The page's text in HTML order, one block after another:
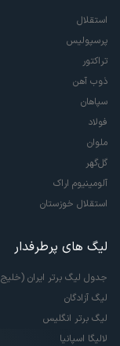
استقلال
پرسپولیس
تراکتور
ذوب آهن
سپاهان
فولاد
ملوان
گل‌گهر
آلومینیوم اراک
استقلال خوزستان
لیگ های پرطرفدار
جدول لیگ برتر ایران
لیگ آزادگان
لیگ برتر انگلیس
لالیگا اسپانیا